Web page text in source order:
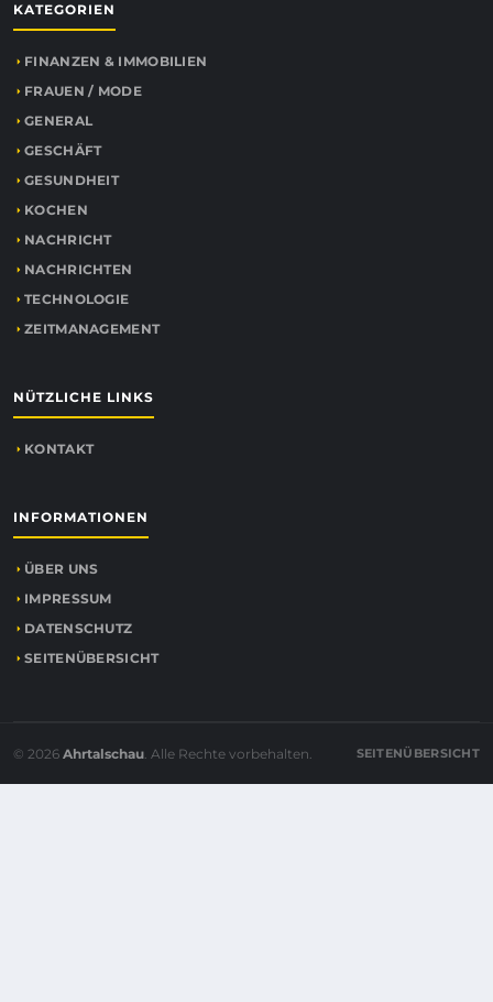
KATEGORIEN
FINANZEN & IMMOBILIEN
FRAUEN / MODE
GENERAL
GESCHÄFT
GESUNDHEIT
KOCHEN
NACHRICHT
NACHRICHTEN
TECHNOLOGIE
ZEITMANAGEMENT
NÜTZLICHE LINKS
KONTAKT
INFORMATIONEN
ÜBER UNS
IMPRESSUM
DATENSCHUTZ
SEITENÜBERSICHT
© 2026 Ahrtalschau. Alle Rechte vorbehalten. SEITENÜBERSICHT